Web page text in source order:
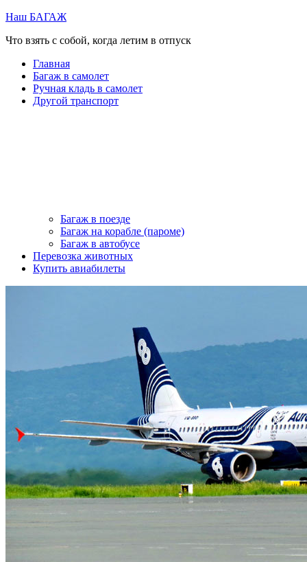
Перейти
содержимому
Наш БАГАЖ
Что взять с собой, когда летим в отпуск
Главная
Багаж в самолет
Ручная кладь в самолет
Другой транспорт
Багаж в поезде
Багаж на корабле (пароме)
Багаж в автобусе
Перевозка животных
Купить авиабилеты